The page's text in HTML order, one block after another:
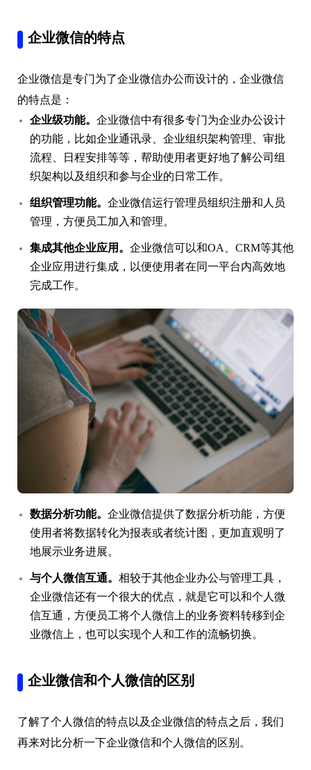
企业微信的特点
企业微信是专门为了企业微信办公而设计的，企业微信
的特点是：
企业级功能。 企业微信中有很多专门为企业办公设计
的功能，比如企业通讯录、企业组织架构管理、审批
流程、日程安排等等，帮助使用者更好地了解公司组
织架构以及组织和参与企业的日常工作。
组织管理功能。 企业微信运行管理员组织注册和人员
管理，方便员工加入和管理。
集成其他企业应用。 企业微信可以和OA、CRM等其他
企业应用进行集成，以便使用者在同一平台内高效地
完成工作。
数据分析功能。 企业微信提供了数据分析功能，方便
使用者将数据转化为报表或者统计图，更加直观明了
地展示业务进展。
与个人微信互通。 相较于其他企业办公与管理工具，
企业微信还有一个很大的优点，就是它可以和个人微
信互通，方便员工将个人微信上的业务资料转移到企
业微信上，也可以实现个人和工作的流畅切换。
企业微信和个人微信的区别
了解了个人微信的特点以及企业微信的特点之后，我们
再来对比分析一下企业微信和个人微信的区别。